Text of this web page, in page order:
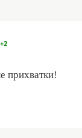
+2
прихватки!